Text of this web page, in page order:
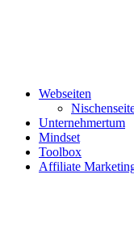
Webseiten
Unternehmertum
Mindset
Toolbox
Affiliate